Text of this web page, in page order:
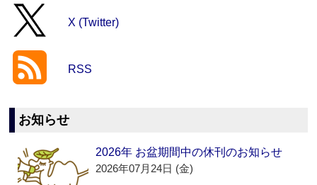
X (Twitter)
RSS
お知らせ
2026年 お盆期間中の休刊のお知らせ
2026年07月24日 (金)